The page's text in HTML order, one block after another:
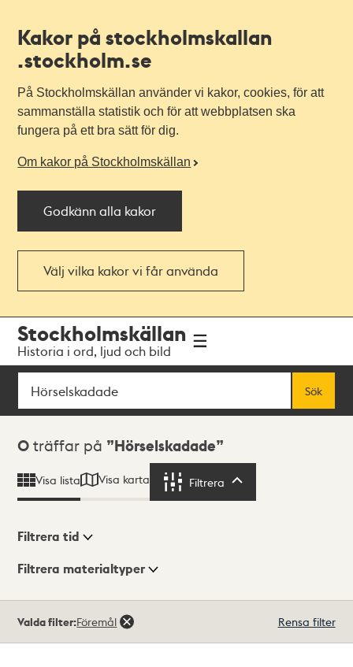
Kakor på stockholmskallan
.stockholm.se
På Stockholmskällan använder vi kakor, cookies, för att
sammanställa statistik och för att webbplatsen ska
fungera på ett bra sätt för dig.
Om kakor på Stockholmskällan
Godkänn alla kakor
Välj vilka kakor vi får använda
navigationen
huvudinnehållet
Stockholmskällan
Historia i ord, ljud och bild
Sök
Sök
Sökresultat
0 träffar på Hörselskadade
Visa lista Visa karta Filtrera
Visningsläge
Filtrera tid
Filtrera materialtyper
träffar
Valda filter:Föremål Rensa filter